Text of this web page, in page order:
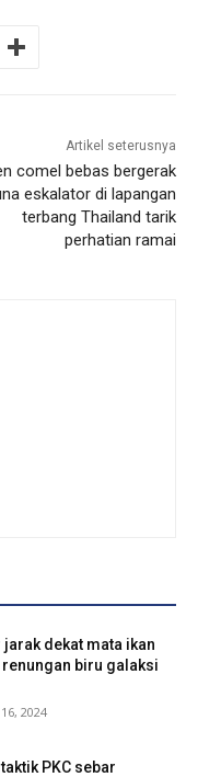
Artikel seterusnya
comel bebas bergerak
eskalator di lapangan
terbang Thailand tarik
perhatian ramai
dekat mata ikan
renungan biru galaksi
2024
PKC sebar